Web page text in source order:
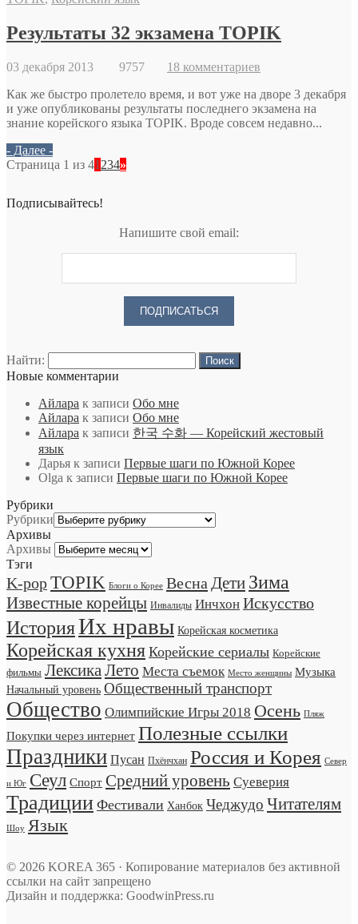
Результаты 32 экзамена TOPIK
03 декабря 2013 9757 18 комментариев
Как же быстро пролетело время, и вот уже на дворе 3 декабря
и уже опубликованы результаты последнего экзамена на
знание корейского языка TOPIK. Вроде совсем недавно...
- Далее -
Страница 1 из 41 234»
Подписывайтесь!
Напишите свой email:
Найти:
Новые комментарии
Айлара к записи Обо мне
Айлара к записи Обо мне
Айлара к записи 한국 수화 — Корейский жестовый
язык
Дарья к записи Первые шаги по Южной Корее
Olga к записи Первые шаги по Южной Корее
Рубрики
Рубрики
Архивы
Архивы
Тэги
K-popTOPIK Блоги о Корее Весна Дети Зима
Известные корейцы Инвалиды Инчхон Искусство
ИсторияИх нравы Корейская косметика
Корейская кухня Корейские сериалы Корейские
фильмы Лексика Лето Места съемок Место женщины Музыка
Начальный уровень Общественный транспорт
Общество Олимпийские Игры 2018 Осень Пляж
Покупки через интернет Полезные ссылки
Праздники Пусан Пхёнчхан Россия и Корея Север
и Юг Сеул Спорт Средний уровень Суеверия
Традиции Фестивали Ханбок Чеджудо Читателям
Шоу Язык
© 2026 KOREA 365 · Копирование материалов без активной
ссылки на сайт запрещено
Дизайн и поддержка: GoodwinPress.ru